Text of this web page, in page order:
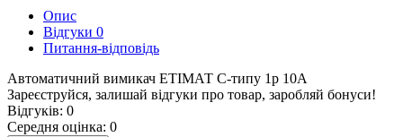
Опис
Відгуки 0
Питання-відповідь
Автоматичний вимикач ЕТІМАТ С-типу 1р 10А
Зареєструйся, залишай відгуки про товар, заробляй бонуси!
Відгуків: 0
Середня оцінка: 0